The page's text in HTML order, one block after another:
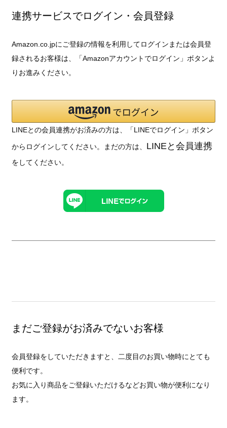
連携サービスでログイン・会員登録
Amazon.co.jpにご登録の情報を利用してログインまたは会員登
録されるお客様は、「Amazonアカウントでログイン」ボタンよ
りお進みください。
LINEとの会員連携がお済みの方は、「LINEでログイン」ボタン
からログインしてください。まだの方は、 LINEと会員連携
をしてください。
まだご登録がお済みでないお客様
会員登録をしていただきますと、二度目のお買い物時にとても
便利です。
お気に入り商品をご登録いただけるなどお買い物が便利になり
ます。